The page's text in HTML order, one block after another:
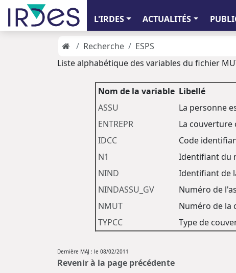
L'IRDES ACTUALITÉS
Recherche
ESPS
Liste alphabétique des variables du fichier
Nom de la variable Libellé
ASSU
La personne
ENTREPR
La couverture
IDCC
Code
N1
Identifiant du
NIND
Identifiant de
NINDASSU_GV
Numéro de
NMUT
Numéro de la
TYPCC
Type de
Dernière MAJ : le 08/02/2011
Revenir à la page précédente